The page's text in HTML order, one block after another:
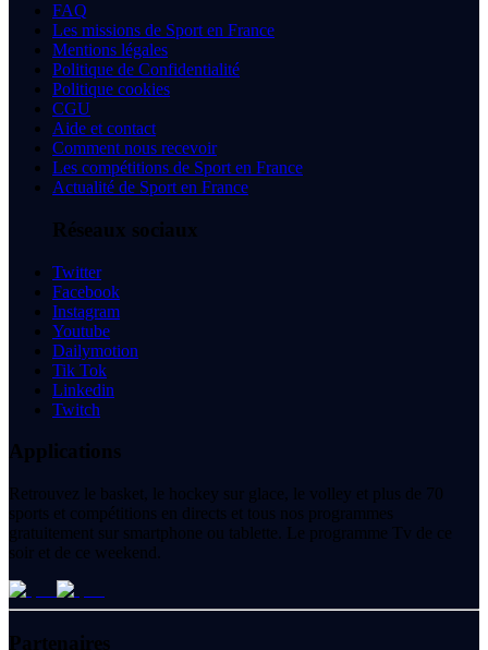
FAQ
Les missions de Sport en France
Mentions légales
Politique de Confidentialité
Politique cookies
CGU
Aide et contact
Comment nous recevoir
Les compétitions de Sport en France
Actualité de Sport en France
Réseaux sociaux
Twitter
Facebook
Instagram
Youtube
Dailymotion
Tik Tok
Linkedin
Twitch
Applications
Retrouvez le basket, le hockey sur glace, le volley et plus de 70
sports et compétitions en directs et tous nos programmes
gratuitement sur smartphone ou tablette. Le programme Tv de ce
soir et de ce weekend.
Partenaires